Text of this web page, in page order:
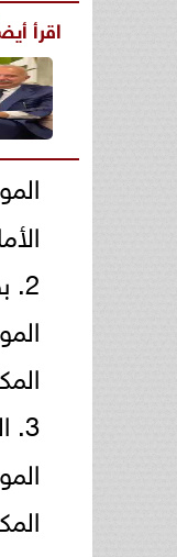
اقرأ
الموعد: 20،
2. بطولة المناطق للتجديف داخل الصالات (الأرجوميتر):
الموعد:
3. البطولة الأهلية للتجديف (جميع الدرجات):
الموعد: 7،